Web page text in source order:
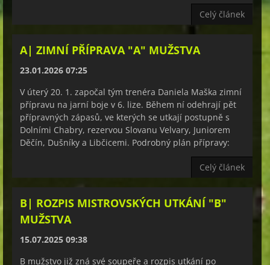
Celý článek
A| ZIMNÍ PŘÍPRAVA "A" MUŽSTVA
23.01.2026 07:25
V úterý 20. 1. započal tým trenéra Daniela Maška zimní
přípravu na jarní boje v 6. lize. Během ní odehrají pět
přípravných zápasů, ve kterých se utkají postupně s
Dolními Chabry, rezervou Slovanu Velvary, Juniorem
Děčín, Dušníky a Libčicemi. Podrobný plán přípravy:
Celý článek
B| ROZPIS MISTROVSKÝCH UTKÁNÍ "B"
MUŽSTVA
15.07.2025 09:38
B mužstvo již zná své soupeře a rozpis utkání po